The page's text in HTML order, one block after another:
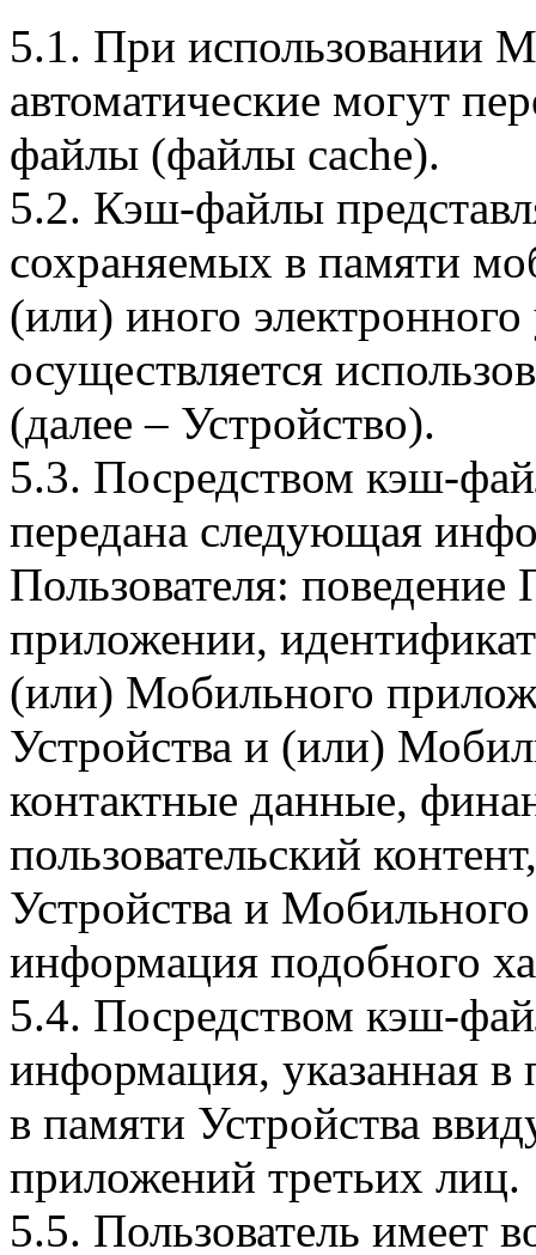
5.1. При использовании
автоматические могут
файлы (файлы cache).
5.2. Кэш-файлы
сохраняемых в памяти
(или) иного электронного
осуществляется
(далее – Устройство).
5.3. Посредством кэш-
передана следующая
Пользователя:
приложении,
(или) Мобильного
Устройства и (или)
контактные данные,
пользовательский
Устройства и
информация подобного
5.4. Посредством кэш-
информация, указанная в
в памяти Устройства
приложений третьих лиц.
5.5. Пользователь имеет